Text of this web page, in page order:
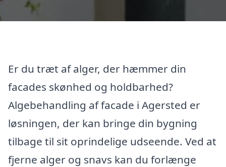
Er du træt af alger, der hæmmer din
facades skønhed og holdbarhed?
Algebehandling af facade i Agersted er
løsningen, der kan bringe din bygning
tilbage til sit oprindelige udseende. Ved at
fjerne alger og snavs kan du forlænge